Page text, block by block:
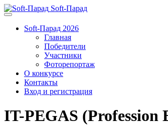
Soft-Парад
Soft-Парад 2026
Главная
Победители
Участники
Фоторепортаж
О конкурсе
Контакты
Вход и регистрация
IT-PEGAS